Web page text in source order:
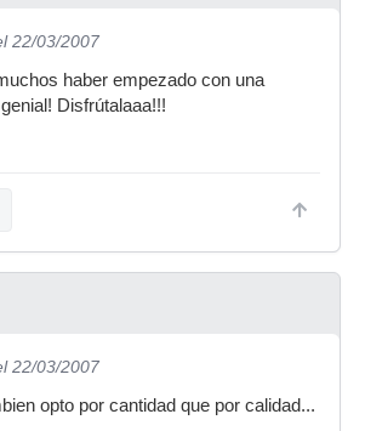
22/03/2007
haber empezado con una
Disfrútalaaa!!!
22/03/2007
opto por cantidad que por calidad...